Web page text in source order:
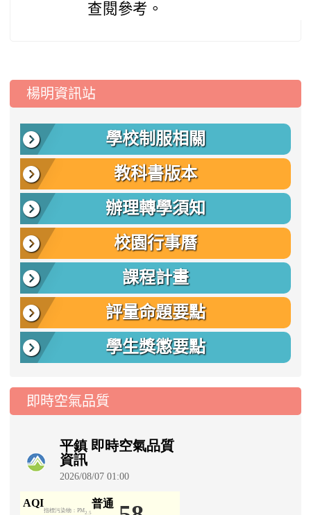
查閱參考。
::: 楊明資訊站
學校制服相關
教科書版本
辦理轉學須知
校園行事曆
課程計畫
評量命題要點
學生獎懲要點
即時空氣品質